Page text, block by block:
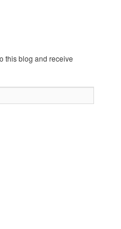
this blog and receive